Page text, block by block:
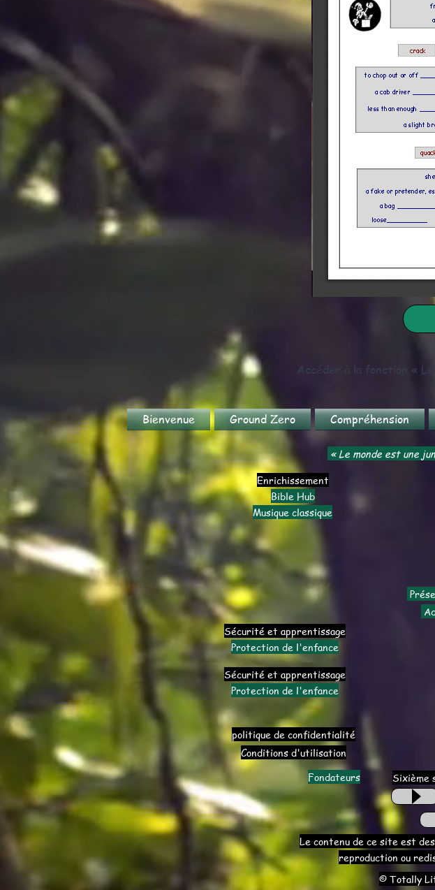
Accéder à la fonction «
Bienvenue Ground Zero Compréhension
« Le monde est une
Enrichissement
Bible Hub
Musique classique
Sécurité et apprentissage
Protection de l'enfance
Sécurité et apprentissage
Protection de l'enfance
politique de confidentialité
Conditions d'utilisation
Sixième
Fondateurs
Le contenu de ce site est
reproduction ou
© Totally